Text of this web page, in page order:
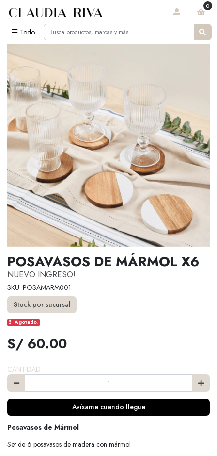
Todo
0
POSAVASOS DE MÁRMOL X6
NUEVO INGRESO!
SKU: POSAMARM001
Stock por sucursal
Agotado.
S/ 60.00
CANTIDAD
Avísame cuando llegue
Posavasos de Mármol
Set de 6 posavasos de madera con mármol